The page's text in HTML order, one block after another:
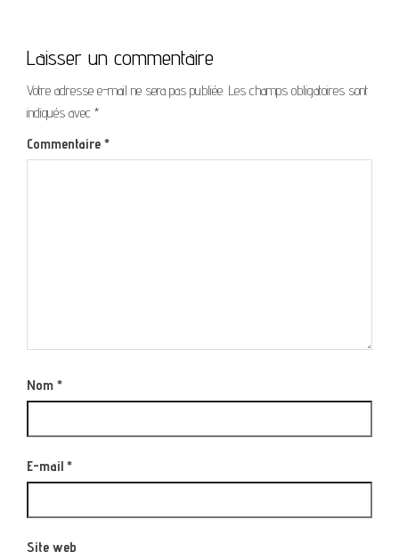
Laisser un commentaire
Votre adresse e-mail ne sera pas publiée. Les champs obligatoires sont
indiqués avec *
Commentaire *
Nom *
E-mail *
Site web